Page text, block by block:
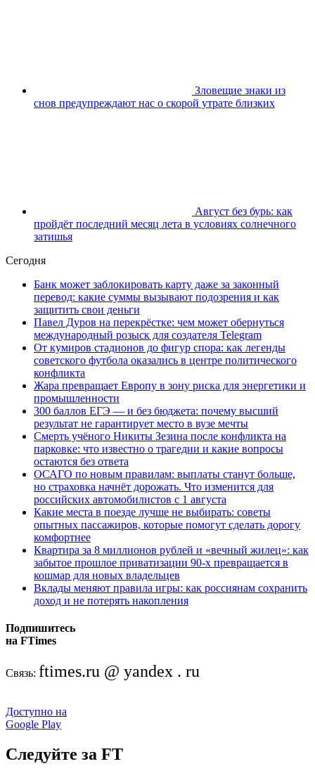
Зловещие знаки из
снов предупреждают нас о скорой утрате близких
Август без бурь: как
пройдёт последний месяц лета в условиях солнечного
затишья
Сегодня
Банк может заблокировать карту даже за законный
перевод: какие суммы вызывают подозрения и как
защитить свои деньги
Павел Дуров на перекрёстке: чем может обернуться
международный розыск для создателя Telegram
От кумиров стадионов до фигур спора: как легенды
советского футбола оказались в центре политического
конфликта
Жара превращает Европу в зону риска для энергетики и
промышленности
300 баллов ЕГЭ — и без бюджета: почему высший
результат не гарантирует место в вузе мечты
Смерть учёного Никиты Зезина после конфликта на
парковке: что известно о трагедии и какие вопросы
остаются без ответа
ОСАГО по новым правилам: выплаты станут больше,
но страховка начнёт дорожать. Что изменится для
российских автомобилистов с 1 августа
Какие места в поезде лучше не выбирать: советы
опытных пассажиров, которые помогут сделать дорогу
комфортнее
Квартира за 8 миллионов рублей и «вечный жилец»: как
забытое прошлое приватизации 90-х превращается в
кошмар для новых владельцев
Вклады меняют правила игры: как россиянам сохранить
доход и не потерять накопления
Подпишитесь
на FTimes
Связь: ftimes.ru @ yandex . ru
Доступно на
Google Play
Следуйте за FT